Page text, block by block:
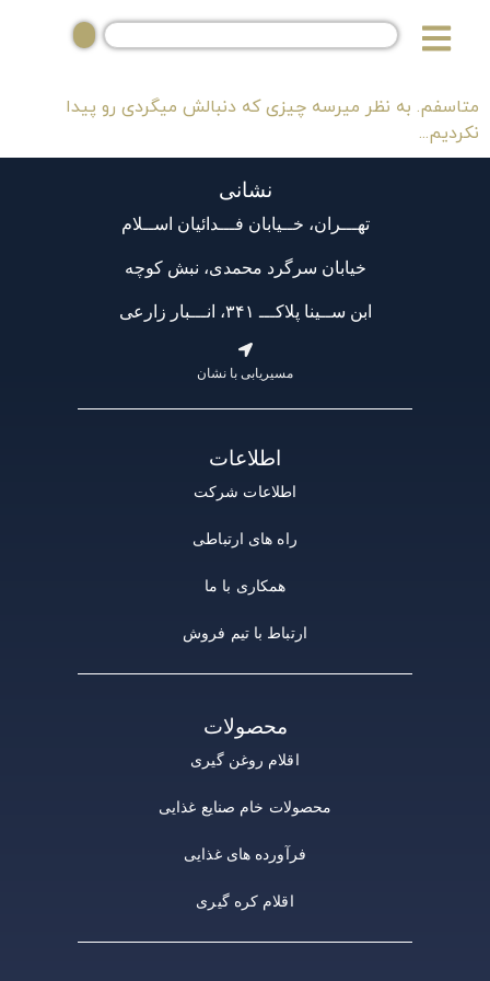
متاسفم. به نظر میرسه چیزی که دنبالش میگردی رو پیدا
نکردیم...
نشانی
تهـــران، خــیابان فـــدائیان اســلام
خیابان سرگرد محمدی، نبش کوچه
ابن ســینا پلاکـــ ۳۴۱، انـــبار زارعی
مسیریابی با نشان
اطلاعات
اطلاعات شرکت
راه های ارتباطی
همکاری با ما
ارتباط با تیم فروش
محصولات
اقلام روغن گیری
محصولات خام صنایع غذایی
فرآورده های غذایی
اقلام کره گیری